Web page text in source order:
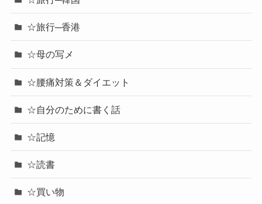
☆旅行─香港
☆母の写メ
☆腰痛対策＆ダイエット
☆自分のために書く話
☆記憶
☆読書
☆買い物